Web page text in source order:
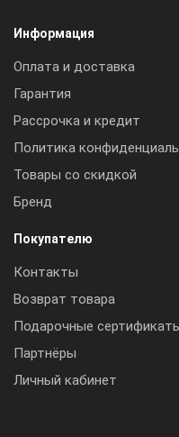
Информация
Оплата и доставка
Гарантия
Рассрочка и кредит
Политика
Товары со скидкой
Бренд
Покупателю
Контакты
Возврат товара
Подарочные
Партнёры
Личный кабинет